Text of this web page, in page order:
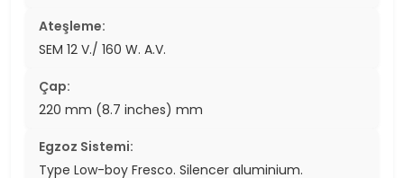
Ateşleme:
SEM 12 V./ 160 W. A.V.
Çap:
220 mm (8.7 inches) mm
Egzoz Sistemi:
Type Low-boy Fresco. Silencer aluminium.